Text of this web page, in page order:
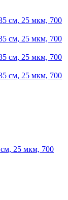
25 мкм, 700